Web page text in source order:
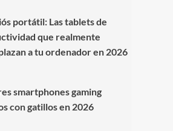
portátil: Las tablets de
que realmente
a tu ordenador en 2026
smartphones gaming
con gatillos en 2026